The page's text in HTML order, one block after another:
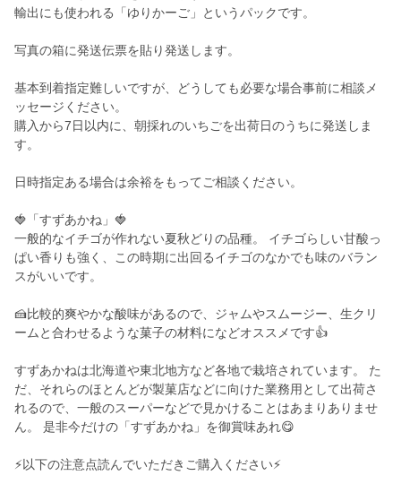
輸出にも使われる「ゆりかーご」というパックです。
写真の箱に発送伝票を貼り発送します。
基本到着指定難しいですが、どうしても必要な場合事前に相談メ
ッセージください。
購入から7日以内に、朝採れのいちごを出荷日のうちに発送しま
す。
日時指定ある場合は余裕をもってご相談ください。
🍓「すずあかね」🍓
一般的なイチゴが作れない夏秋どりの品種。 イチゴらしい甘酸っ
ぱい香りも強く、この時期に出回るイチゴのなかでも味のバラン
スがいいです。
🍰比較的爽やかな酸味があるので、ジャムやスムージー、生クリ
ームと合わせるような菓子の材料になどオススメです👍️
すずあかねは北海道や東北地方など各地で栽培されています。 た
だ、それらのほとんどが製菓店などに向けた業務用として出荷さ
れるので、一般のスーパーなどで見かけることはあまりありませ
ん。 是非今だけの「すずあかね」を御賞味あれ😋
⚡️以下の注意点読んでいただきご購入ください⚡️